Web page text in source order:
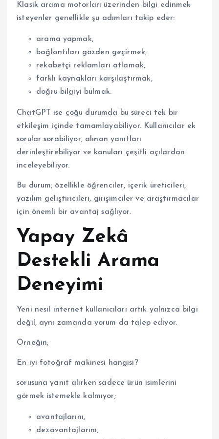
Klasik arama motorları üzerinden bilgi edinmek
isteyenler genellikle şu adımları takip eder:
arama yapmak,
bağlantıları gözden geçirmek,
rekabetçi reklamları atlamak,
farklı kaynakları karşılaştırmak,
doğru bilgiyi bulmak.
ChatGPT ise çoğu durumda bu süreci tek bir
etkileşim içinde tamamlayabiliyor. Kullanıcılar ek
sorular sorabiliyor, alınan yanıtları
derinleştirebiliyor ve konuları çeşitli açılardan
inceleyebiliyor.
Bu durum; özellikle öğrenciler, içerik üreticileri,
yazılım geliştiricileri, girişimciler ve araştırmacılar
için önemli bir avantaj sağlıyor.
Yapay Zekâ
Destekli Arama
Deneyimi
Yeni nesil internet kullanıcıları artık yalnızca bilgi
değil, aynı zamanda yorum da talep ediyor.
Örneğin;
En iyi fotoğraf makinesi hangisi?
sorusuna yanıt alırken sadece ürün isimlerini
görmek istemekle kalmıyor;
avantajlarını,
dezavantajlarını,